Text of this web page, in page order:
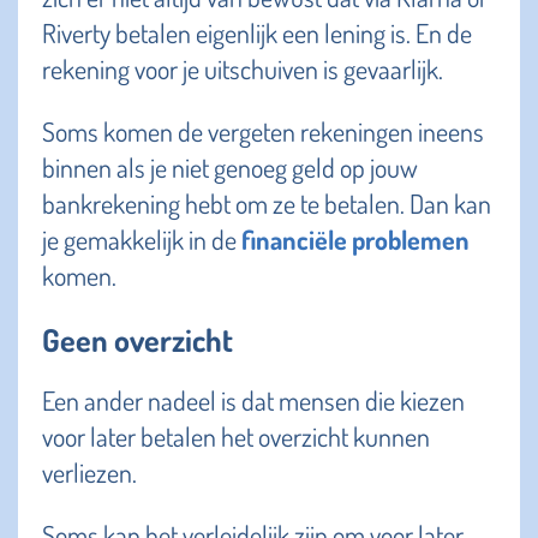
Riverty betalen eigenlijk een lening is. En de
rekening voor je uitschuiven is gevaarlijk.
Soms komen de vergeten rekeningen ineens
binnen als je niet genoeg geld op jouw
bankrekening hebt om ze te betalen. Dan kan
je gemakkelijk in definanciële problemen
komen.
Geen overzicht
Een ander nadeel is dat mensen die kiezen
voor later betalen het overzicht kunnen
verliezen.